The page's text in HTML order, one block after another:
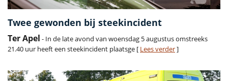
Twee gewonden bij steekincident
Ter Apel - In de late avond van woensdag 5 augustus omstreeks
21.40 uur heeft een steekincident plaatsge [ Lees verder]